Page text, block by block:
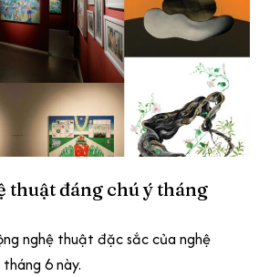
thuật đáng chú ý tháng
nghệ thuật đặc sắc của nghệ
6 này.